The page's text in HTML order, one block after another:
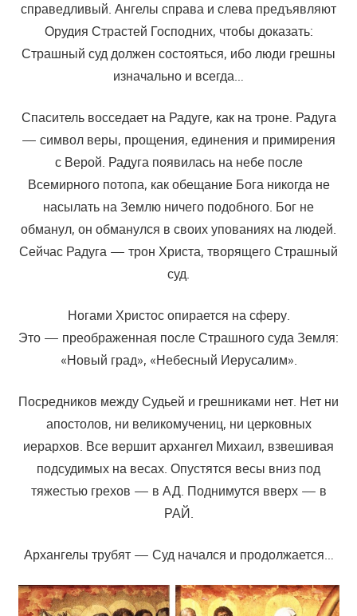
справедливый. Ангелы справа и слева предъявляют
Орудия Страстей Господних, чтобы доказать:
Страшный суд должен состояться, ибо люди грешны
изначально и всегда…
Спаситель восседает на Радуге, как на троне. Радуга
— символ веры, прощения, единения и примирения
с Верой. Радуга появилась на небе после
Всемирного потопа, как обещание Бога никогда не
насылать на Землю ничего подобного. Бог не
обманул, он обманулся в своих упованиях на людей.
Сейчас Радуга — трон Христа, творящего Страшный
суд.
Ногами Христос опирается на сферу.
Это — преображенная после Страшного суда Земля:
«Новый град», «Небесный Иерусалим».
Посредников между Судьей и грешниками нет. Нет ни
апостолов, ни великомучениц, ни церковных
иерархов. Все вершит архангел Михаил, взвешивая
подсудимых на весах. Опустятся весы вниз под
тяжестью грехов — в АД. Поднимутся вверх — в
РАЙ.
Архангелы трубят — Суд начался и продолжается…